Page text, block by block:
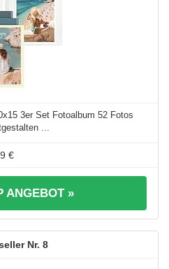
3er Set Fotoalbum 52 Fotos
...
€
ANGEBOT »
8